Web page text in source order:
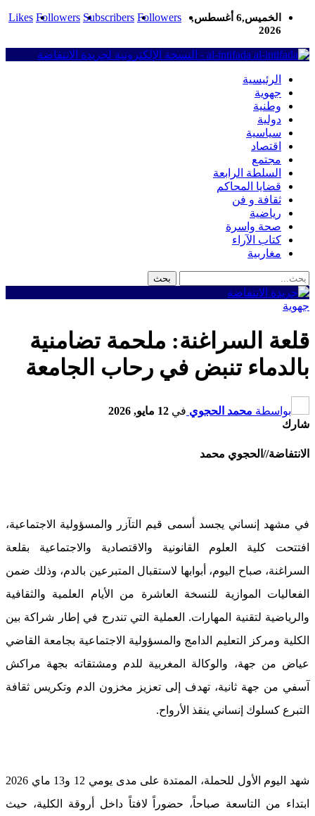
Likes Followers Subscribers Followers
الخميس,6 أغسطس,
2026
al-intifada - النسخة الإلكترونية لجريدة الانتفاضة
الرئيسية
جهوية
وطنية
دولية
سياسية
اقتصاد
مجتمع
السلطة الرابعة
قضايا المحاكم
ثقافة و فن
رياضية
صحة واسرة
كتاب الآراء
مغاربية
جهوية
قلعة السراغنة: ملحمة تضامنية
بالدماء تنبض في رحاب الجامعة
بواسطة محمد الحجوي في 12 مايو, 2026
شارك
الانتفاضة//الحجوي محمد
في مشهد إنساني يجسد أسمى قيم التآزر والمسؤولية الاجتماعية،
افتتحت كلية العلوم القانونية والاقتصادية والاجتماعية بقلعة
السراغنة، صباح اليوم، أبوابها لاستقبال المتبرعين بالدم، وذلك ضمن
الفعاليات الموازية للنسخة العاشرة من الأيام العلمية والثقافية
والرياضية لتقنية المهارات. العملية التي تندرج في إطار شراكة بين
الكلية ومركز التعليم الدامج والمسؤولية الاجتماعية بجامعة القاضي
عياض من جهة، والوكالة المغربية للدم ومشتقاته بجهة مراكش
آسفي من جهة ثانية، تهدف إلى تعزيز مخزون الدم وتكريس ثقافة
التبرع كسلوك إنساني ينقذ الأرواح.
شهد اليوم الأول للحملة، الممتدة على مدى يومي 12 و13 ماي 2026
ابتداء من التاسعة صباحاً، حضوراً لافتاً داخل أروقة الكلية، حيث